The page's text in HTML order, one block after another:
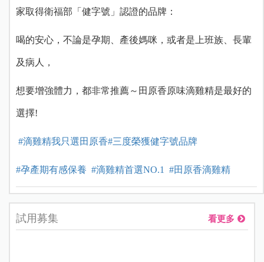
家取得衛福部「健字號」認證的品牌：
喝的安心，不論是孕期、產後媽咪，或者是上班族、長輩
及病人，
想要增強體力，都非常推薦～田原香原味滴雞精是最好的
選擇!
#滴雞精我只選田原香#三度榮獲健字號品牌
#孕產期有感保養 #滴雞精首選NO.1 #田原香滴雞精
試用募集 看更多